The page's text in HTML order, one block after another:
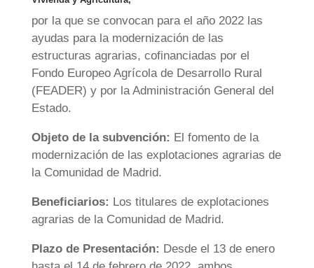
por la que se convocan para el año 2022 las
ayudas para la modernización de las
estructuras agrarias, cofinanciadas por el
Fondo Europeo Agrícola de Desarrollo Rural
(FEADER) y por la Administración General del
Estado.
Objeto de la subvención: El fomento de la
modernización de las explotaciones agrarias de
la Comunidad de Madrid.
Beneficiarios: Los titulares de explotaciones
agrarias de la Comunidad de Madrid.
Plazo de Presentación: Desde el 13 de enero